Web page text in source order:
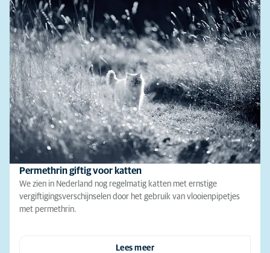
Permethrin giftig voor katten
We zien in Nederland nog regelmatig katten met ernstige
vergiftigingsverschijnselen door het gebruik van vlooienpipetjes
met permethrin.
Lees meer